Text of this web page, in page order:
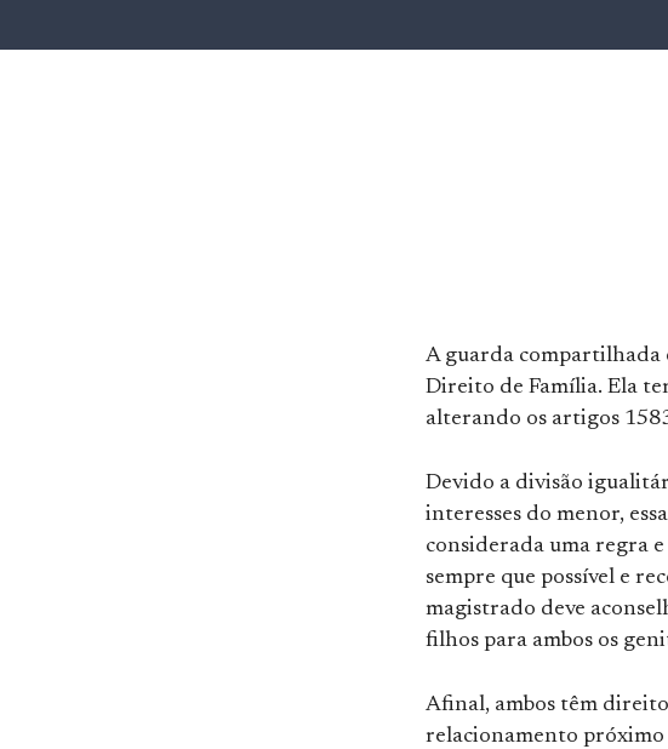
A guarda
Direito de Família. Ela
alterando os artigos
Devido a divisão
interesses do menor,
considerada uma regra
sempre que possível e
magistrado deve
filhos para ambos os
Afinal, ambos têm
relacionamento próximo